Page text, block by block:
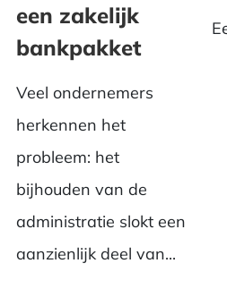
een zakelijk
bankpakket
Veel ondernemers
herkennen het
probleem: het
bijhouden van de
administratie slokt een
aanzienlijk deel van...